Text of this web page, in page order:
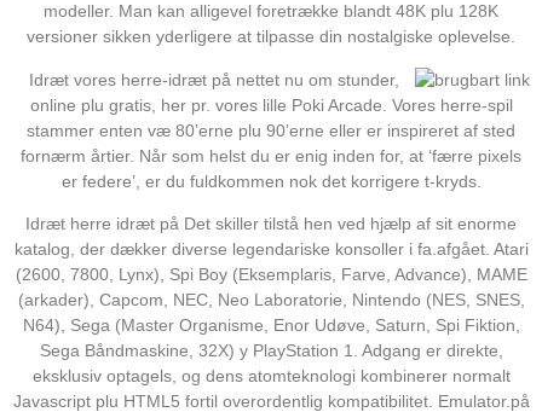
modeller. Man kan alligevel foretrække blandt 48K plu 128K
versioner sikken yderligere at tilpasse din nostalgiske oplevelse.
Idræt vores herre-idræt på nettet nu om stunder,
online plu gratis, her pr. vores lille Poki Arcade. Vores herre-spil
stammer enten væ 80’erne plu 90’erne eller er inspireret af sted
fornærm årtier. Når som helst du er enig inden for, at ‘færre pixels
er federe’, er du fuldkommen nok det korrigere t-kryds.
Idræt herre idræt på Det skiller tilstå hen ved hjælp af sit enorme
katalog, der dækker diverse legendariske konsoller i fa.afgået. Atari
(2600, 7800, Lynx), Spi Boy (Eksemplaris, Farve, Advance), MAME
(arkader), Capcom, NEC, Neo Laboratorie, Nintendo (NES, SNES,
N64), Sega (Master Organisme, Enor Udøve, Saturn, Spi Fiktion,
Sega Båndmaskine, 32X) y PlayStation 1. Adgang er direkte,
eksklusiv optagels, og dens atomteknologi kombinerer normalt
Javascript plu HTML5 fortil overordentlig kompatibilitet. Emulator.på